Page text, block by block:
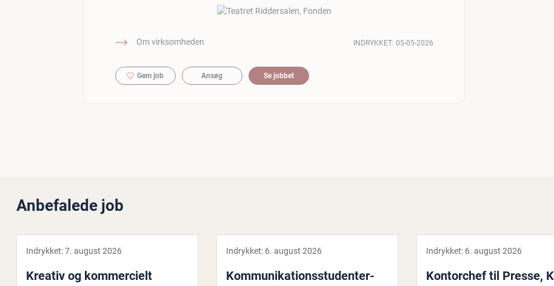
Om virksomheden INDRYKKET: 05-05-2026
Gem job Ansøg Se jobbet
Anbefalede job
Indrykket:7. august 2026
Kreativ og kom­merci­elt
Indrykket: 6. august 2026
Kom­mu­ni­ka­tions­stu­den­ter­
Indrykket: 6. august 2026
Kon­tor­chef til Presse,